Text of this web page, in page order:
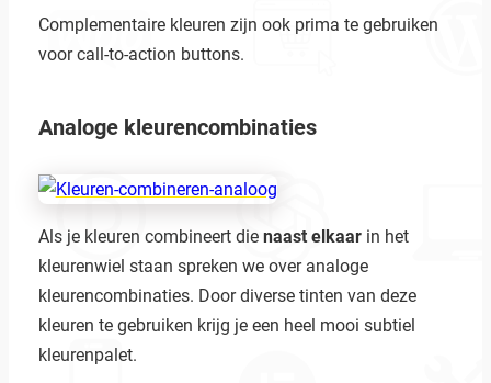
Complementaire kleuren zijn ook prima te gebruiken
voor call-to-action buttons.
Analoge kleurencombinaties
Als je kleuren combineert die naast elkaarin het
kleurenwiel staan spreken we over analoge
kleurencombinaties. Door diverse tinten van deze
kleuren te gebruiken krijg je een heel mooi subtiel
kleurenpalet.